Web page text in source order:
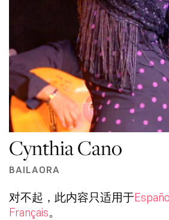
Cynthia Cano
BAILAORA
对不起，此内容只适用于
Français。